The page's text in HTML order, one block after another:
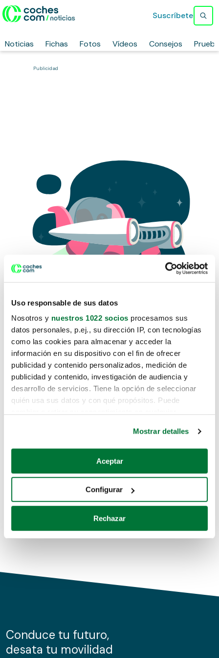
Uso responsable de sus datos
Nosotros y nuestros 1022 socios procesamos sus
datos personales, p.ej., su dirección IP, con tecnologías
como las cookies para almacenar y acceder la
información en su dispositivo con el fin de ofrecer
publicidad y contenido personalizados, medición de
publicidad y contenido, investigación de audiencia y
desarrollo de servicios. Tiene la opción de seleccionar
quién usa sus datos y con qué propósitos. Puede
Si lo permite, también quisiéramos:
Recopilar información sobre su ubicación geográfica
Identificar su dispositivo analizándolo activamente
para buscar características específicas (huellas
Obtenga más información sobre cómo se procesan sus
de cookies.
información sobre el uso que haga del sitio web con
nuestros partners de redes sociales, publicidad y análisis
Mostrar detalles
Aceptar
Configurar
Rechazar
Noticias Fichas Fotos Vídeos Consejos
Suscríbete
Publicidad
Lo sentimos, no sabemos como
te hemos traido hasta aquí.
Pero puedes encontrar el coche que estás
buscando en alguno de estos enlaces:
Coches de segunda mano
Coches de km0
Conduce tu futuro,
desata tu movilidad